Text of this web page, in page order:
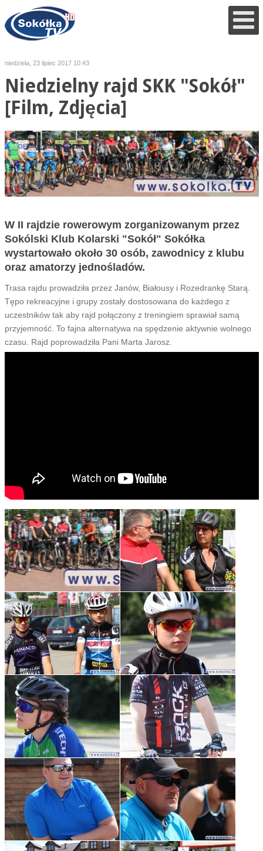
niedziela, 23 lipiec 2017 10:43
Niedzielny rajd SKK "Sokół"
[Film, Zdjęcia]
W II rajdzie rowerowym zorganizowanym przez
Sokólski Klub Kolarski "Sokół" Sokółka
wystartowało około 30 osób, zawodnicy z klubu
oraz amatorzy jednośladów.
Trasa rajdu prowadziła przez Janów, Białousy i Rozedrankę Starą.
Tępo rekreacyjne i grupy zostały dostosowana do każdego z
uczestników tak aby rajd połączony z treningiem sprawiał samą
przyjemność. To fajna alternatywa na spędzenie aktywnie wolnego
czasu. Rajd poprowadziła Pani Marta Jarosz.